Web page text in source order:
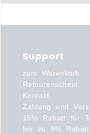
Support
zum Warenkorb
Retourenschein
Kontakt
Zahlung und
15% Rabatt für
bis zu 8%